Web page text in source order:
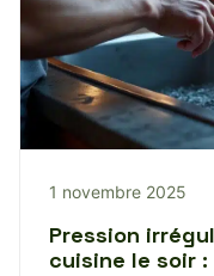
1 novembre 2025
Pression
cuisine le soir